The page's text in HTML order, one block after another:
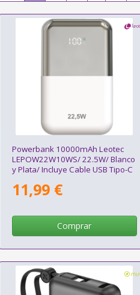
Powerbank 10000mAh Leotec
LEPOW22W10WS/ 22.5W/ Blanco
y Plata/ Incluye Cable USB Tipo-C
11,99 €
Comprar